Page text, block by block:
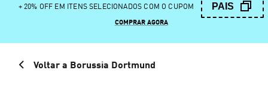
+ 20% OFF EM ITENS SELECIONADOS COM O CUPOM PAIS
COMPRAR AGORA
Voltar a Borussia Dortmund